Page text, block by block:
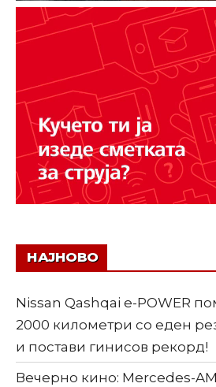
НАЈНОВО
Nissan Qashqai e-POWER
2000 километри со еден
и постави гинисов рекорд!
Вечерно кино: Mercedes-